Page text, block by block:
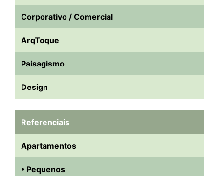
Corporativo / Comercial
ArqToque
Paisagismo
Design
Referenciais
Apartamentos
• Pequenos